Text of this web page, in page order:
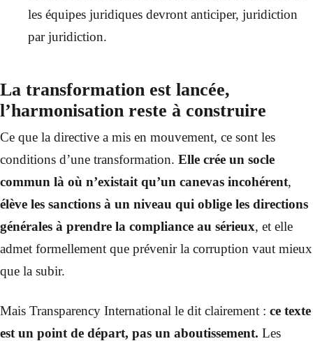
les équipes juridiques devront anticiper, juridiction
par juridiction.
La transformation est lancée,
l’harmonisation reste à construire
Ce que la directive a mis en mouvement, ce sont les
conditions d’une transformation. Elle crée un socle
commun là où n’existait qu’un canevas incohérent,
élève les sanctions à un niveau qui oblige les directions
générales à prendre la compliance au sérieux, et elle
admet formellement que prévenir la corruption vaut mieux
que la subir.
Mais Transparency International le dit clairement : ce texte
est un point de départ, pas un aboutissement. Les